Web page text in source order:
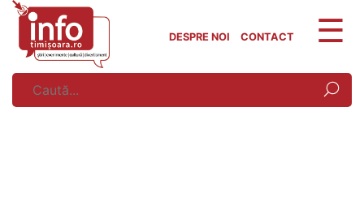
Skip
content
DESPRE NOI CONTACT